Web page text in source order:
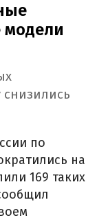
модели
снизились
по
на
169 таких